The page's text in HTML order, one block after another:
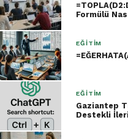
Formülü
EĞITIM
EĞITIM
Gaziantep
Destekli